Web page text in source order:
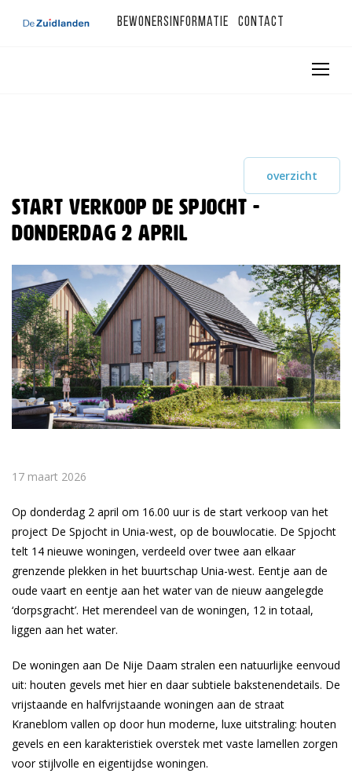
Bewonersinformatie Contact
overzicht
Start verkoop De Spjocht -
donderdag 2 april
17 maart 2026
Op donderdag 2 april om 16.00 uur is de start verkoop van het
project De Spjocht in Unia-west, op de bouwlocatie. De Spjocht
telt 14 nieuwe woningen, verdeeld over twee aan elkaar
grenzende plekken in het buurtschap Unia-west. Eentje aan de
oude vaart en eentje aan het water van de nieuw aangelegde
‘dorpsgracht’. Het merendeel van de woningen, 12 in totaal,
liggen aan het water.
De woningen aan De Nije Daam stralen een natuurlijke eenvoud
uit: houten gevels met hier en daar subtiele bakstenendetails. De
vrijstaande en halfvrijstaande woningen aan de straat
Kraneblom vallen op door hun moderne, luxe uitstraling: houten
gevels en een karakteristiek overstek met vaste lamellen zorgen
voor stijlvolle en eigentijdse woningen.